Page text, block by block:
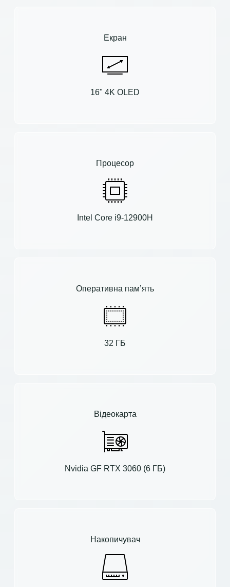
Екран
16" 4K OLED
Процесор
Intel Core i9-12900H
Оперативна пам’ять
32 ГБ
Відеокарта
Nvidia GF RTX 3060 (6 ГБ)
Накопичувач